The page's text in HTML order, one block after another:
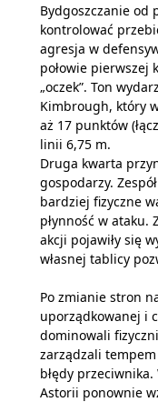
Bydgoszczanie od
kontrolować
agresja w
połowie pierwszej
„oczek”. Ton
Kimbrough, który
aż 17 punktów
linii 6,75 m.
Druga kwarta
gospodarzy.
bardziej fizyczne
płynność w ataku.
akcji pojawiły się
własnej tablicy
Po zmianie stron
uporządkowanej i
dominowali
zarządzali
błędy
Astorii ponownie